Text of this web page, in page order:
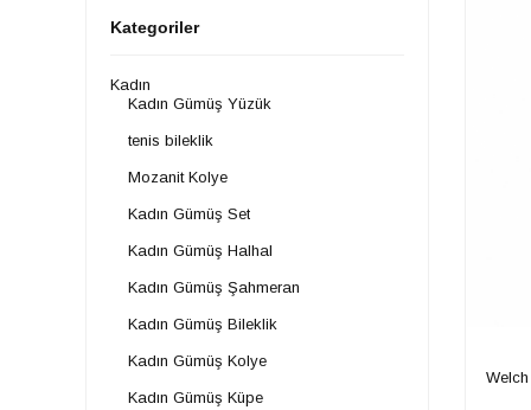
Kategoriler
Kadın
Kadın Gümüş Yüzük
tenis bileklik
Mozanit Kolye
Kadın Gümüş Set
Kadın Gümüş Halhal
Kadın Gümüş Şahmeran
Kadın Gümüş Bileklik
Kadın Gümüş Kolye
Kadın Gümüş Küpe
Welch